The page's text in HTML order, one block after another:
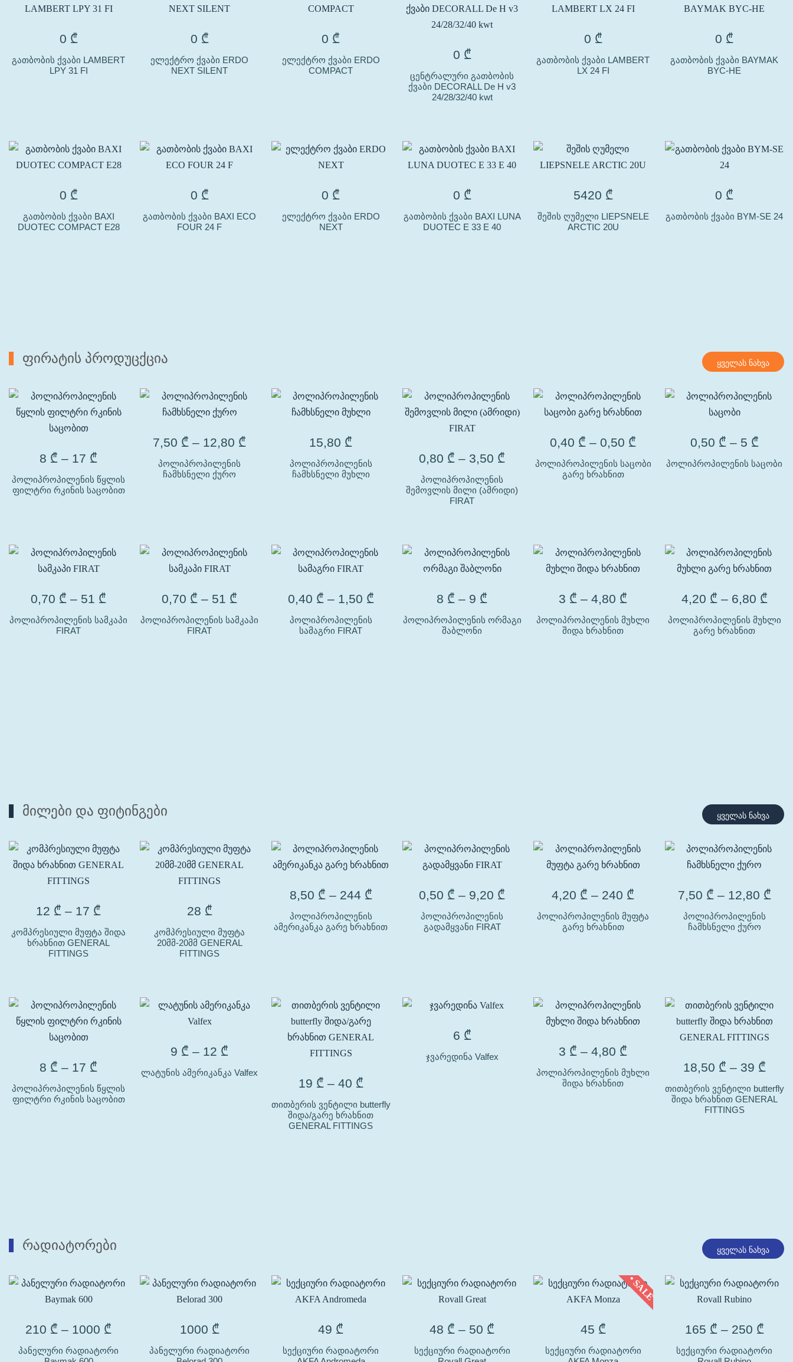
0 ₾
გათბობის ქვაბი LAMBERT
LPY 31 FI
0 ₾
ელექტრო ქვაბი ERDO
NEXT SILENT
0 ₾
ელექტრო ქვაბი ERDO
COMPACT
0 ₾
ცენტრალური გათბობის
ქვაბი DECORALL De H v3
24/28/32/40 kwt
0 ₾
გათბობის ქვაბი LAMBERT
LX 24 FI
0 ₾
გათბობის ქვაბი BAYMAK
BYC-HE
0 ₾
გათბობის ქვაბი BAXI
DUOTEC COMPACT E28
0 ₾
გათბობის ქვაბი BAXI ECO
FOUR 24 F
0 ₾
ელექტრო ქვაბი ERDO
NEXT
0 ₾
გათბობის ქვაბი BAXI LUNA
DUOTEC E 33 E 40
5420 ₾
შეშის ღუმელი LIEPSNELE
ARCTIC 20U
0 ₾
გათბობის ქვაბი BYM-SE 24
ფირატის პროდუცქცია ყველას ნახვა
8 ₾ – 17 ₾
პოლიპროპილენის წყლის
ფილტრი რკინის საცობით
7,50 ₾ – 12,80 ₾
პოლიპროპილენის
ჩამხსნელი ქურო
15,80 ₾
პოლიპროპილენის
ჩამხსნელი მუხლი
0,80 ₾ – 3,50 ₾
პოლიპროპილენის
შემოვლის მილი (ამრიდი)
FIRAT
0,40 ₾ – 0,50 ₾
პოლიპროპილენის საცობი
გარე ხრახნით
0,50 ₾ – 5 ₾
პოლიპროპილენის საცობი
0,70 ₾ – 51 ₾
პოლიპროპილენის სამკაპი
FIRAT
0,70 ₾ – 51 ₾
პოლიპროპილენის სამკაპი
FIRAT
0,40 ₾ – 1,50 ₾
პოლიპროპილენის
სამაგრი FIRAT
8 ₾ – 9 ₾
პოლიპროპილენის ორმაგი
შაბლონი
3 ₾ – 4,80 ₾
პოლიპროპილენის მუხლი
შიდა ხრახნით
4,20 ₾ – 6,80 ₾
პოლიპროპილენის მუხლი
გარე ხრახნით
მილები და ფიტინგები ყველას ნახვა
12 ₾ – 17 ₾
კომპრესიული მუფტა შიდა
ხრახნით GENERAL
FITTINGS
28 ₾
კომპრესიული მუფტა
20მმ-20მმ GENERAL
FITTINGS
8,50 ₾ – 244 ₾
პოლიპროპილენის
ამერიკანკა გარე ხრახნით
0,50 ₾ – 9,20 ₾
პოლიპროპილენის
გადამყვანი FIRAT
4,20 ₾ – 240 ₾
პოლიპროპილენის მუფტა
გარე ხრახნით
7,50 ₾ – 12,80 ₾
პოლიპროპილენის
ჩამხსნელი ქურო
8 ₾ – 17 ₾
პოლიპროპილენის წყლის
ფილტრი რკინის საცობით
9 ₾ – 12 ₾
ლატუნის ამერიკანკა Valfex
19 ₾ – 40 ₾
თითბერის ვენტილი butterfly
შიდა/გარე ხრახნით
GENERAL FITTINGS
6 ₾
ჯვარედინა Valfex 3 ₾ – 4,80 ₾
პოლიპროპილენის მუხლი
შიდა ხრახნით
18,50 ₾ – 39 ₾
თითბერის ვენტილი butterfly
შიდა ხრახნით GENERAL
FITTINGS
რადიატორები ყველას ნახვა
210 ₾ – 1000 ₾
პანელური რადიატორი
1000 ₾
პანელური რადიატორი
49 ₾
სექციური რადიატორი
48 ₾ – 50 ₾
სექციური რადიატორი
45 ₾
სექციური რადიატორი
• SALE
165 ₾ – 250 ₾
სექციური რადიატორი